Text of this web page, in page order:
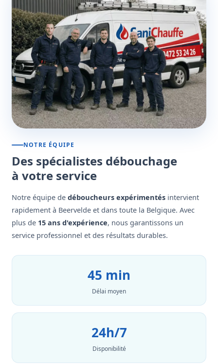
NOTRE ÉQUIPE
Des spécialistes débouchage
à votre service
Notre équipe de déboucheurs expérimentés intervient
rapidement à Beervelde et dans toute la Belgique. Avec
plus de 15 ans d'expérience, nous garantissons un
service professionnel et des résultats durables.
45 min
Délai moyen
24h/7
Disponibilité